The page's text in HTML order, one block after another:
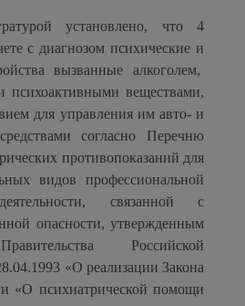
установлено, что 4
с диагнозом психические и
вызванные алкоголем,
веществами,
для управления им авто- и
согласно Перечню
противопоказаний для
видов профессиональной
связанной с
опасности, утвержденным
Российской
«О реализации Закона
«О психиатрической помощи